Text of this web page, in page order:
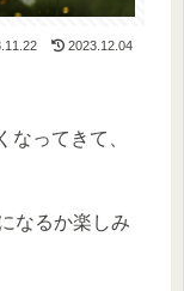
2023.12.04
ってきて、
なるか楽しみ